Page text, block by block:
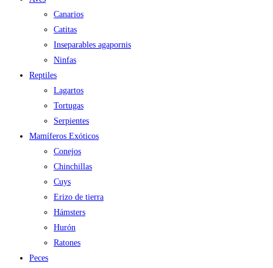
Canarios
Catitas
Inseparables agapornis
Ninfas
Reptiles
Lagartos
Tortugas
Serpientes
Mamíferos Exóticos
Conejos
Chinchillas
Cuys
Erizo de tierra
Hámsters
Hurón
Ratones
Peces